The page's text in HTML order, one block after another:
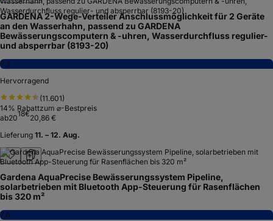
GARDENA 2-Wege-Verteiler Anschlussmöglichkeit für 2 Geräte
an den Wasserhahn, passend zu GARDENA
Bewässerungscomputern & -uhren, Wasserdurchfluss regulier-
und absperrbar (8193-20)
8,3
Hervorragend
(11.601)
14% Rabattzum ⌀-Bestpreis
ab2018€20,86 €
Lieferung 11. – 12. Aug.
Gardena AquaPrecise Bewässerungssystem Pipeline,
solarbetrieben mit Bluetooth App-Steuerung für Rasenflächen
bis 320 m²
7,6